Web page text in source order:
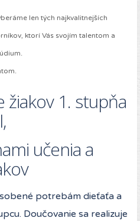
len tých najkvalitnejších
ktorí Vás svojím talentom a
žiakov 1. stupňa
učenia a
potrebám dieťaťa a
Doučovanie sa realizuje